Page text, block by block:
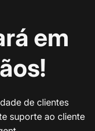
em
de clientes
suporte ao cliente